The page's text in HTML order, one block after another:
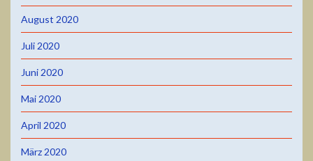
August 2020
Juli 2020
Juni 2020
Mai 2020
April 2020
März 2020